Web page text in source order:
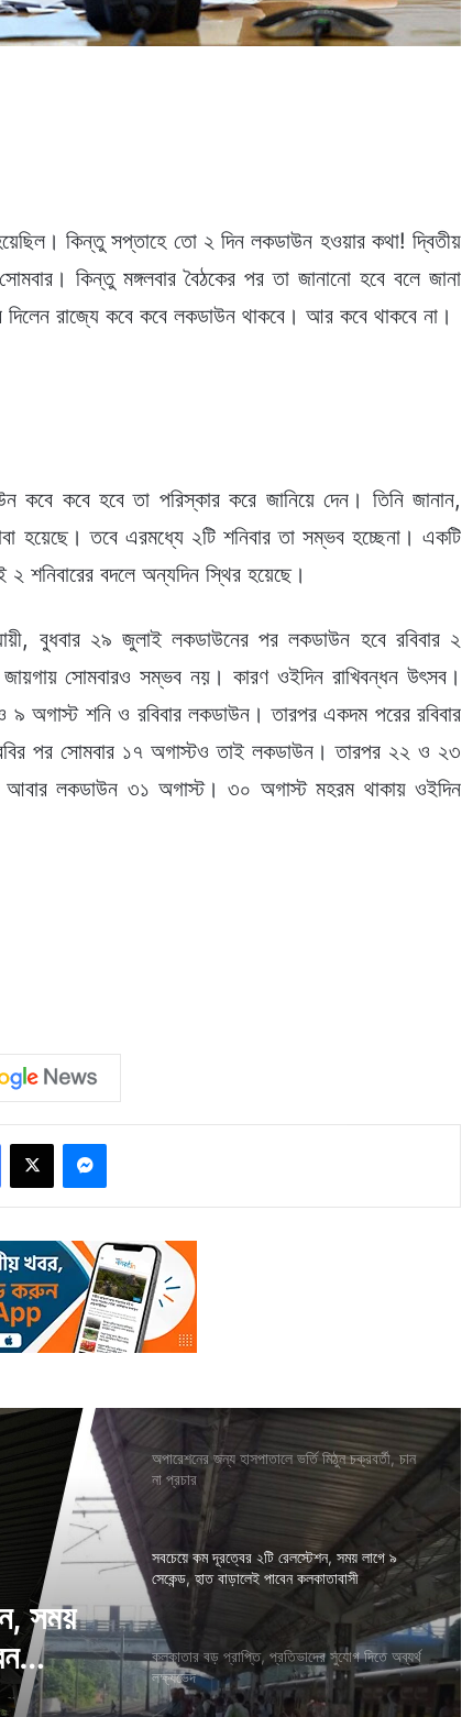
কিন্তু সপ্তাহে তো ২ দিন লকডাউন হওয়ার কথা! দ্বিতীয়
কিন্তু মঙ্গলবার বৈঠকের পর তা জানানো হবে বলে জানা
দিলেন রাজ্যে কবে কবে লকডাউন থাকবে। আর কবে থাকবে না।
কবে কবে হবে তা পরিস্কার করে জানিয়ে দেন। তিনি জানান,
হয়েছে। তবে এরমধ্যে ২টি শনিবার তা সম্ভব হচ্ছেনা। একটি
শনিবারের বদলে অন্যদিন স্থির হয়েছে।
বুধবার ২৯ জুলাই লকডাউনের পর লকডাউন হবে রবিবার ২
সোমবারও সম্ভব নয়। কারণ ওইদিন রাখিবন্ধন উৎসব।
অগাস্ট শনি ও রবিবার লকডাউন। তারপর একদম পরের রবিবার
পর সোমবার ১৭ অগাস্টও তাই লকডাউন। তারপর ২২ ও ২৩
লকডাউন ৩১ অগাস্ট। ৩০ অগাস্ট মহরম থাকায় ওইদিন
সুযোগ
অপারেশনের জন্য হাসপাতালে ভর্তি মিঠুন চক্রবর্তী, চান
না প্রচার
সবচেয়ে কম দূরত্বের ২টি রেলস্টেশন, সময় লাগে ৯
সেকেন্ড, হাত বাড়ালেই পাবেন কলকাতাবাসী
কলকাতার বড় প্রাপ্তি, প্রতিভাদের সুযোগ দিতে অব্যর্থ
লক্ষ্যভেদ